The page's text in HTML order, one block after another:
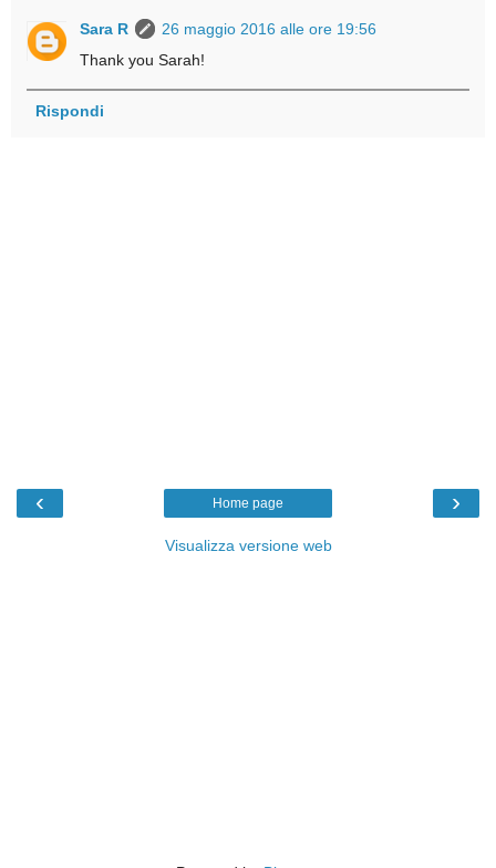
Sara R
26 maggio 2016 alle ore 19:56
Thank you Sarah!
Rispondi
‹ ›
Home page
Visualizza versione web